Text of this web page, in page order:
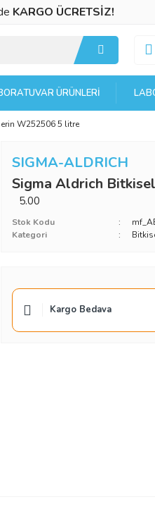
KARGO ÜCRETSİZ!
ÜRÜNLERI
W252506 5 litre
SIGMA-ALDRICH
Sigma Aldrich
5.00
Stok Kodu
Kategori
Kargo Bedava